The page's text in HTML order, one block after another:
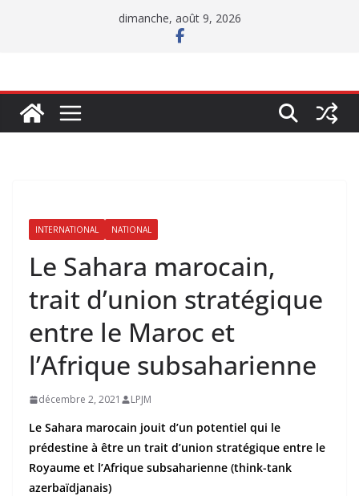
dimanche, août 9, 2026
INTERNATIONAL NATIONAL
Le Sahara marocain,
trait d’union stratégique
entre le Maroc et
l’Afrique subsaharienne
décembre 2, 2021 LPJM
Le Sahara marocain jouit d’un potentiel qui le
prédestine à être un trait d’union stratégique entre le
Royaume et l’Afrique subsaharienne (think-tank
azerbaïdjanais)